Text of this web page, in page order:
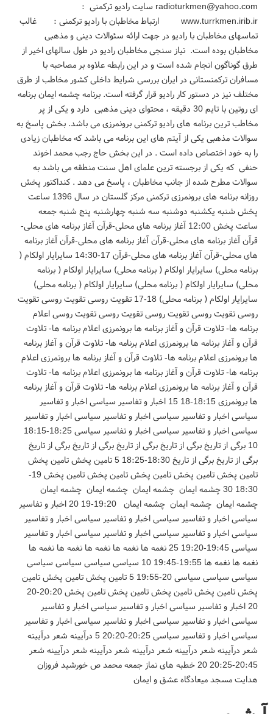
radioturkmen@yahoo.com سایت رادیو ترکمنی :
www.turrkmen.irib.ir ارتباط مخاطبان با رادیو ترکمنی : غالب
تماسهای مخاطبان با رادیو در جهت ارائه سئوالات دینی و مذهبی
مخاطبان بوده است. نیاز سنجی مخاطبان رادیو در طول سالهای اخیر از
طرق گوناگون انجام شده است و در این رابطه علاوه بر مصاحبه با
مسافران ترکمنستانی در ایران بررسی شرایط داخلی کشور مخاطب از طرق
مختلف نیز در دستور کار رادیو قرار گرفته است. برنامه چشمه ایمان برنامه
ای روتین با تایم 30 دقیقه ، محتوای دینی مذهبی دارد و یکی از پر
مخاطب ترین برنامه های رادیو ترکمنی برونمرزی می باشد. بخش پاسخ به
سوالات مذهبی یکی از آیتم های این برنامه می باشد که مخاطبان زیادی
را به خود اختصاص داده است . در این بخش حاج رجب محمد اخوند
حنفی که یکی از برجسته ترین علمای اهل سنت منطقه می باشد به
سوالات مطرح شده از جانب مخاطبان ، پاسخ می دهد . کنداکتور پخش
روزانه برنامه های برونمرزی ترکمنی مرکز گلستان در سال 1396 ساعت
پخش شنبه یکشنبه دوشنبه سه شنبه چهارشنبه پنج شنبه جمعه
ساعت پخش 12:00 آغاز برنامه های محلی-قرآن آغاز برنامه های محلی-
قرآن آغاز برنامه های محلی-قرآن آغاز برنامه های محلی-قرآن آغاز برنامه
های محلی-قرآن آغاز برنامه های محلی-قرآن 17-14:30 سایرایار اولکام (
برنامه محلی) سایرایار اولکام ( برنامه محلی) سایرایار اولکام ( برنامه
محلی) سایرایار اولکام ( برنامه محلی) سایرایار اولکام ( برنامه محلی)
سایرایار اولکام ( برنامه محلی) 18-17 تقویت روسی تقویت روسی تقویت
روسی تقویت روسی تقویت روسی تقویت روسی تقویت روسی اعلام
برنامه ها- تلاوت قرآن و آغاز برنامه ها برونمرزی اعلام برنامه ها- تلاوت
قرآن و آغاز برنامه ها برونمرزی اعلام برنامه ها- تلاوت قرآن و آغاز برنامه
ها برونمرزی اعلام برنامه ها- تلاوت قرآن و آغاز برنامه ها برونمرزی اعلام
برنامه ها- تلاوت قرآن و آغاز برنامه ها برونمرزی اعلام برنامه ها- تلاوت
قرآن و آغاز برنامه ها برونمرزی اعلام برنامه ها- تلاوت قرآن و آغاز برنامه
ها برونمرزی 18:15-18 15 اخبار و تفاسیر سیاسی اخبار و تفاسیر
سیاسی اخبار و تفاسیر سیاسی اخبار و تفاسیر سیاسی اخبار و تفاسیر
سیاسی اخبار و تفاسیر سیاسی اخبار و تفاسیر سیاسی 18:25-18:15
10 برگی از تاریخ برگی از تاریخ برگی از تاریخ برگی از تاریخ برگی از تاریخ
برگی از تاریخ برگی از تاریخ 18:30-18:25 5 تامین پخش تامین پخش
تامین پخش تامین پخش تامین پخش تامین پخش تامین پخش 19-
18:30 30 چشمه ایمان چشمه ایمان چشمه ایمان چشمه ایمان
چشمه ایمان چشمه ایمان چشمه ایمان 19:20-19 20 اخبار و تفاسیر
سیاسی اخبار و تفاسیر سیاسی اخبار و تفاسیر سیاسی اخبار و تفاسیر
سیاسی اخبار و تفاسیر سیاسی اخبار و تفاسیر سیاسی اخبار و تفاسیر
سیاسی 19:45-19:20 25 نغمه ها نغمه ها نغمه ها نغمه ها نغمه ها
نغمه ها نغمه ها 19:55-19:45 10 سیاسی سیاسی سیاسی سیاسی
سیاسی سیاسی سیاسی 20-19:55 5 تامین پخش تامین پخش تامین
پخش تامین پخش تامین پخش تامین پخش تامین پخش 20:20-20
20 اخبار و تفاسیر سیاسی اخبار و تفاسیر سیاسی اخبار و تفاسیر
سیاسی اخبار و تفاسیر سیاسی اخبار و تفاسیر سیاسی اخبار و تفاسیر
سیاسی اخبار و تفاسیر سیاسی 20:25-20:20 5 درآیینه شعر درآیینه
شعر درآیینه شعر درآیینه شعر درآیینه شعر درآیینه شعر درآیینه شعر
20:45-20:25 20 خطبه های نماز جمعه محمد ص خورشید فروزان
هدایت مسجد میعادگاه عشق و ایمان